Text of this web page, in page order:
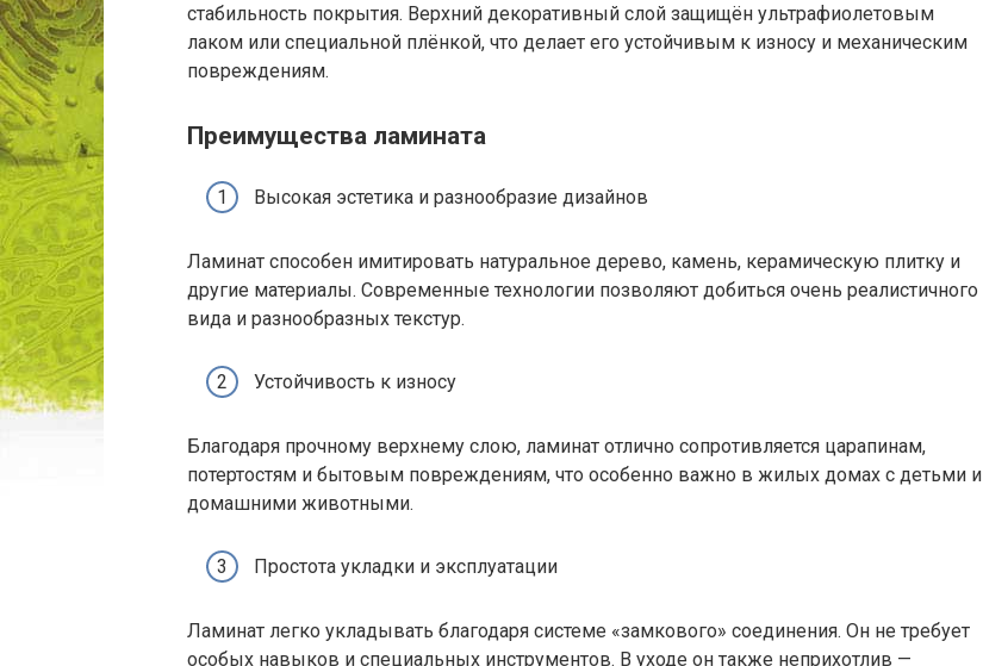
стабильность покрытия. Верхний декоративный слой защищён ультрафиолетовым
лаком или специальной плёнкой, что делает его устойчивым к износу и механическим
повреждениям.
Преимущества ламината
Высокая эстетика и разнообразие дизайнов
Ламинат способен имитировать натуральное дерево, камень, керамическую плитку и
другие материалы. Современные технологии позволяют добиться очень реалистичного
вида и разнообразных текстур.
Устойчивость к износу
Благодаря прочному верхнему слою, ламинат отлично сопротивляется царапинам,
потертостям и бытовым повреждениям, что особенно важно в жилых домах с детьми и
домашними животными.
Простота укладки и эксплуатации
Ламинат легко укладывать благодаря системе «замкового» соединения. Он не требует
особых навыков и специальных инструментов. В уходе он также неприхотлив —